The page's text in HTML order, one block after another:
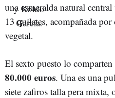
una esmeralda natural
13 quilates, acompañada
vegetal.
El sexto puesto lo comparten
80.000 euros. Una es una
siete zafiros talla pera mixta,